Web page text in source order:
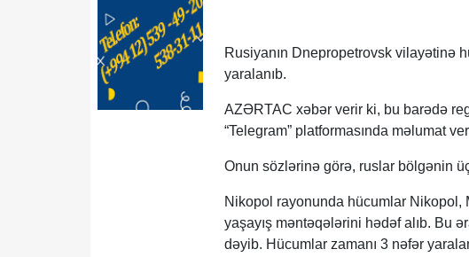
Rusiyanın Dnepropetrovsk vilayətinə
yaralanıb.
AZƏRTAC xəbər verir ki, bu barədə
“Telegram” platformasında məlumat
Onun sözlərinə görə, ruslar bölgənin
Nikopol rayonunda hücumlar Nikopol,
yaşayış məntəqələrini hədəf alıb. Bu
dəyib. Hücumlar zamanı 3 nəfər